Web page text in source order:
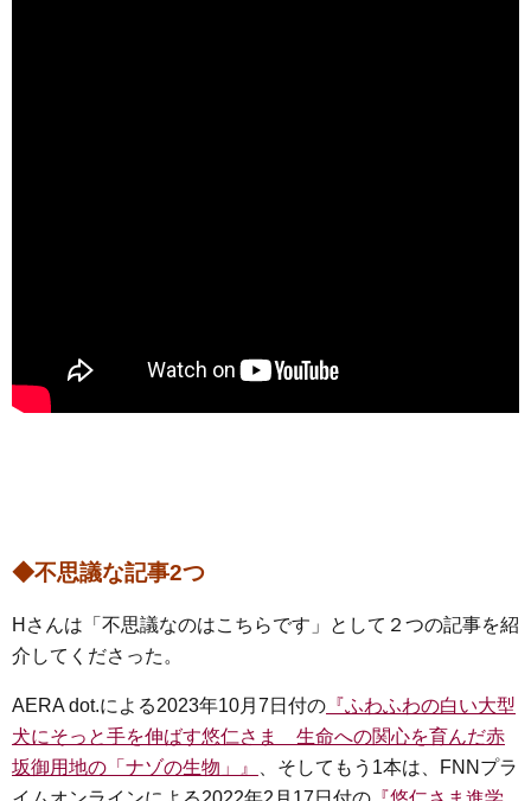
◆不思議な記事2つ
Hさんは「不思議なのはこちらです」として２つの記事を紹
介してくださった。
AERA dot.による2023年10月7日付の 『ふわふわの白い大型
犬にそっと手を伸ばす悠仁さま 生命への関心を育んだ赤
坂御用地の「ナゾの生物」』
、そしてもう1本は、FNNプラ